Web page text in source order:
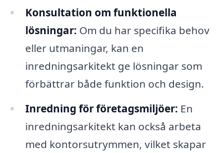
Konsultation om funktionella
lösningar: Om du har specifika behov
eller utmaningar, kan en
inredningsarkitekt ge lösningar som
förbättrar både funktion och design.
Inredning för företagsmiljöer: En
inredningsarkitekt kan också arbeta
med kontorsutrymmen, vilket skapar